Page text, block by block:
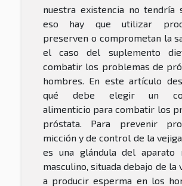
nuestra existencia no tendría
eso hay que utilizar
preserven o comprometan la
el caso del suplemento
combatir los problemas de
hombres. En este artículo
qué debe elegir un
alimenticio para combatir los
próstata. Para prevenir
micción y de control de la
es una glándula del aparato
masculino, situada debajo de la
a producir esperma en los